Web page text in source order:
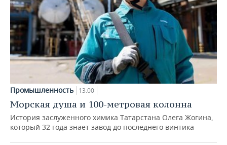
Промышленность 13:00
Морская душа и 100-метровая колонна
История заслуженного химика Татарстана Олега Жогина,
который 32 года знает завод до последнего винтика